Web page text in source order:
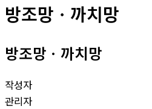
방조망ㆍ까치망
방조망ㆍ까치망
작성자
관리자